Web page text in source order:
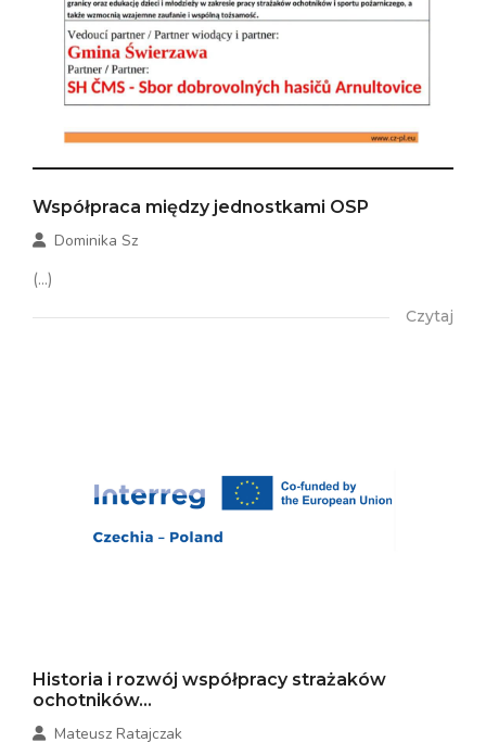
Współpraca między jednostkami OSP
Dominika Sz
(...)
Czytaj
Historia i rozwój współpracy strażaków
ochotników...
Mateusz Ratajczak